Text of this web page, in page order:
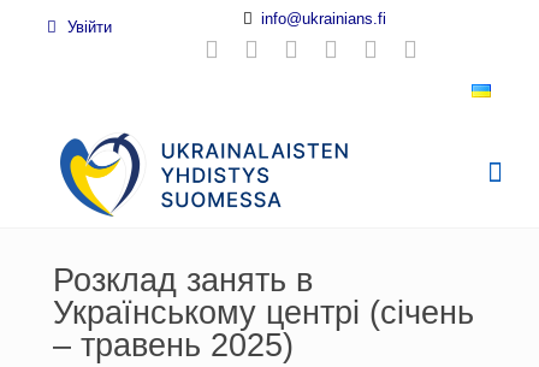
Увійти info@ukrainians.fi
Розклад занять в
Українському центрі (січень
– травень 2025)